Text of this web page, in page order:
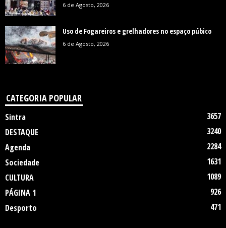
6 de Agosto, 2026
Uso de Fogareiros e grelhadores no espaço púbico
6 de Agosto, 2026
CATEGORIA POPULAR
Sintra
3657
DESTAQUE
3240
Agenda
2284
Sociedade
1631
CULTURA
1089
PÁGINA 1
926
Desporto
471